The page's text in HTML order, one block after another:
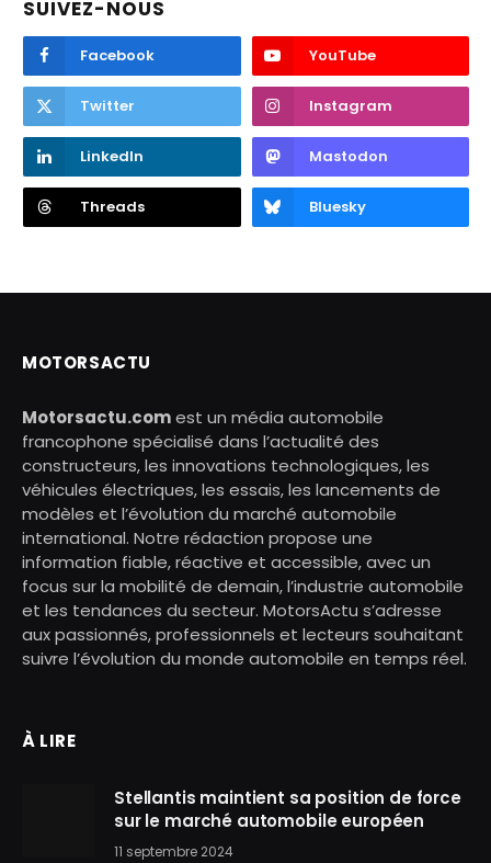
SUIVEZ-NOUS
Facebook YouTube
Twitter Instagram
LinkedIn Mastodon
Threads Bluesky
MOTORSACTU
Motorsactu.comest un média automobile
francophone spécialisé dans l’actualité des
constructeurs, les innovations technologiques, les
véhicules électriques, les essais, les lancements de
modèles et l’évolution du marché automobile
international. Notre rédaction propose une
information fiable, réactive et accessible, avec un
focus sur la mobilité de demain, l’industrie automobile
et les tendances du secteur. MotorsActu s’adresse
aux passionnés, professionnels et lecteurs souhaitant
suivre l’évolution du monde automobile en temps réel.
À LIRE
Stellantis maintient sa position de force
sur le marché automobile européen
11 septembre 2024